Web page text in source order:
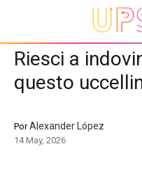
Riesci a
questo
PorAlexander López
14 May, 2026